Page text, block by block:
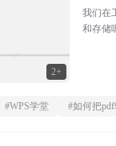
2+
我们在
和存储
#WPS学堂 #如何把